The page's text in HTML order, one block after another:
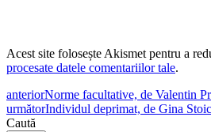
Acest site folosește Akismet pentru a
procesate datele comentariilor tale.
anteriorNorme facultative, de Valentin
următorIndividul deprimat, de Gina
Caută